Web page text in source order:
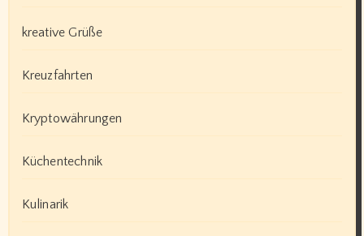
kreative Grüße
Kreuzfahrten
Kryptowährungen
Küchentechnik
Kulinarik